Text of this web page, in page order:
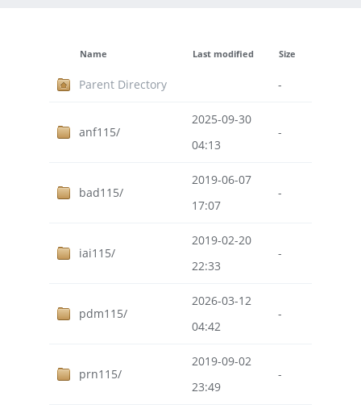
Name Last modified Size
Parent Directory -
anf115/
2025-09-30
04:13
-
bad115/
2019-06-07
17:07
-
iai115/
2019-02-20
22:33
-
pdm115/
2026-03-12
04:42
-
prn115/
2019-09-02
23:49
-